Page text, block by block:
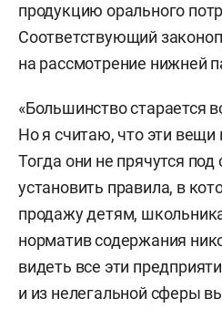
продукцию орального
Соответствующий
на рассмотрение нижней
«Большинство старается
Но я считаю, что эти вещи
Тогда они не прячутся
установить правила, в
продажу детям,
норматив содержания
видеть все эти
и из нелегальной сферы